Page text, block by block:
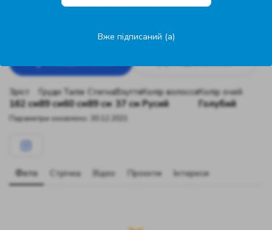
Виктория Сигл
Зріст
162 см
Груди
89 см
Талія
60 см
Стегна
89 см
Взуття
37 см
Колір волосся
Русий
Колір очей
Голубий
Параметри оновлено: 30.12.2021
Фото Стрічка Відео Проєкти Інтереси
Вже підписаний (а)